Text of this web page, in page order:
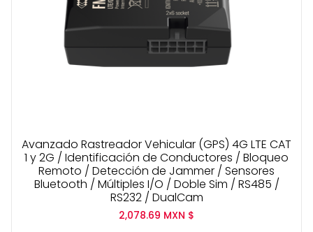
Avanzado Rastreador Vehicular (GPS) 4G LTE CAT
1 y 2G / Identificación de Conductores / Bloqueo
Remoto / Detección de Jammer / Sensores
Bluetooth / Múltiples I/O / Doble Sim / RS485 /
RS232 / DualCam
2,078.69 MXN $